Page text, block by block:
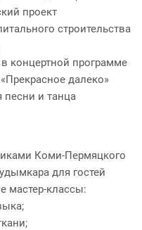
проект
строительства
в концертной программе
далеко»
и танца
Коми-Пермяцкого
для гостей
мастер-классы: